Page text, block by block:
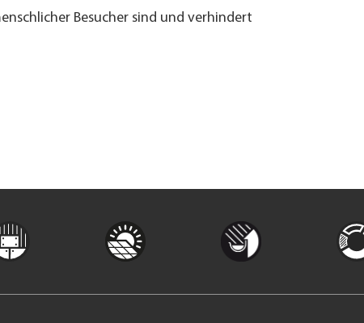
Besucher sind und verhindert